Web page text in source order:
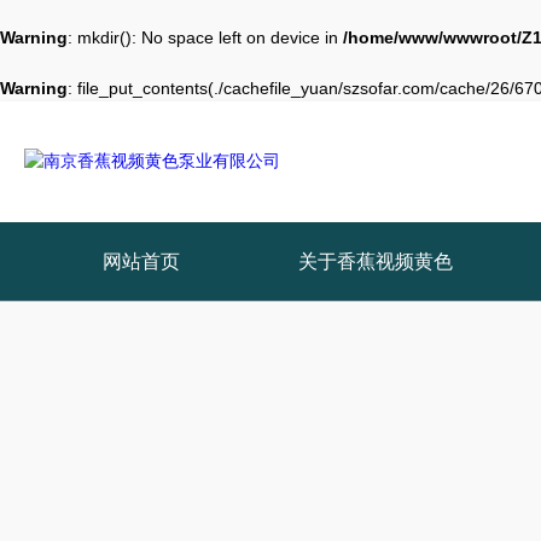
Warning: mkdir(): No space left on device in /home/www/wwwroot/
Warning: file_put_contents(./cachefile_yuan/szsofar.com/cache/26/
网站首页 关于香蕉视频黄色